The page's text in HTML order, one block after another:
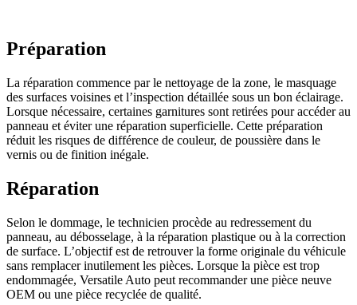
Préparation
La réparation commence par le nettoyage de la zone, le masquage
des surfaces voisines et l’inspection détaillée sous un bon éclairage.
Lorsque nécessaire, certaines garnitures sont retirées pour accéder au
panneau et éviter une réparation superficielle. Cette préparation
réduit les risques de différence de couleur, de poussière dans le
vernis ou de finition inégale.
Réparation
Selon le dommage, le technicien procède au redressement du
panneau, au débosselage, à la réparation plastique ou à la correction
de surface. L’objectif est de retrouver la forme originale du véhicule
sans remplacer inutilement les pièces. Lorsque la pièce est trop
endommagée, Versatile Auto peut recommander une pièce neuve
OEM ou une pièce recyclée de qualité.